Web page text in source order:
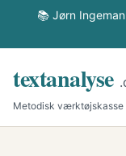
📚 Jørn
textanalyse
Metodisk